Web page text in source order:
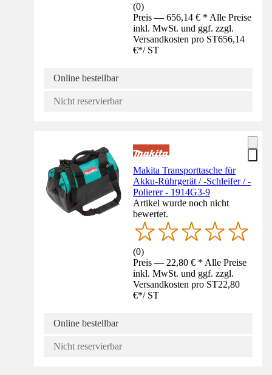
(0)
Preis — 656,14 € * Alle Preise
inkl. MwSt. und ggf. zzgl.
Versandkosten pro ST656,14
€*/ ST
Online bestellbar
Nicht reservierbar
Makita Transporttasche für
Akku-Rührgerät / -Schleifer / -
Polierer - 1914G3-9
Artikel wurde noch nicht
bewertet.
(0)
Preis — 22,80 € * Alle Preise
inkl. MwSt. und ggf. zzgl.
Versandkosten pro ST22,80
€*/ ST
Online bestellbar
Nicht reservierbar